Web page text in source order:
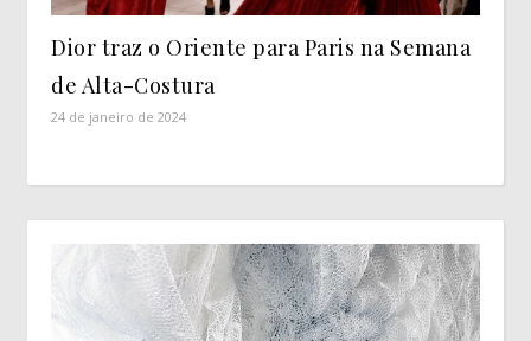
Dior traz o Oriente para Paris na Semana
de Alta-Costura
24 de janeiro de 2024